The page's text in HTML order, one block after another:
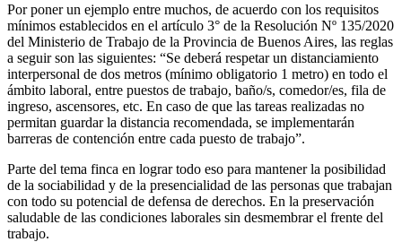
Por poner un ejemplo entre muchos, de acuerdo con los requisitos
mínimos establecidos en el artículo 3° de la Resolución Nº 135/2020
del Ministerio de Trabajo de la Provincia de Buenos Aires, las reglas
a seguir son las siguientes: “Se deberá respetar un distanciamiento
interpersonal de dos metros (mínimo obligatorio 1 metro) en todo el
ámbito laboral, entre puestos de trabajo, baño/s, comedor/es, fila de
ingreso, ascensores, etc. En caso de que las tareas realizadas no
permitan guardar la distancia recomendada, se implementarán
barreras de contención entre cada puesto de trabajo”.
Parte del tema finca en lograr todo eso para mantener la posibilidad
de la sociabilidad y de la presencialidad de las personas que trabajan
con todo su potencial de defensa de derechos. En la preservación
saludable de las condiciones laborales sin desmembrar el frente del
trabajo.